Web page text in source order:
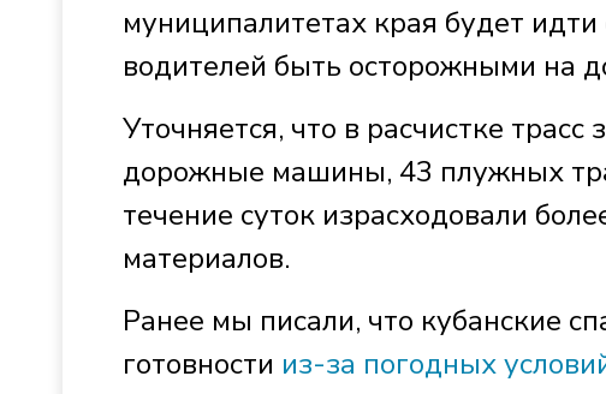
муниципалитетах края будет
водителей быть осторожными на
Уточняется, что в расчистке
дорожные машины, 43 плужных
течение суток израсходовали
материалов.
Ранее мы писали, что кубанские
готовности из-за погодных